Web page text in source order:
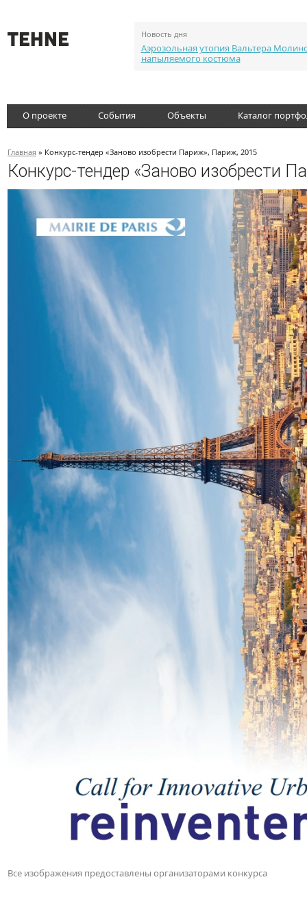
Новость дня
Аэрозольная утопия Вальтера
напыляемого костюма
О проекте События Объекты Каталог
Главная » Конкурс-тендер «Заново изобрести Париж», Париж, 2015
Конкурс-тендер «Заново изобрести
Все изображения предоставлены организаторами конкурса